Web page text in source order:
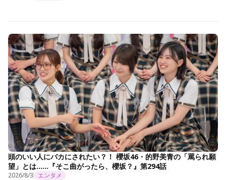
頭のいい人にバカにされたい？！ 櫻坂46・的野美青の「罵られ願
望」とは……『そこ曲がったら、櫻坂？』第294話
2026/8/3 エンタメ